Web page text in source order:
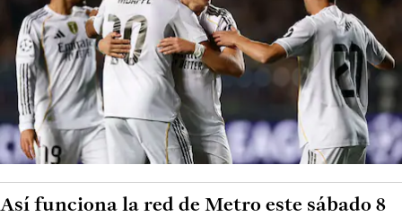
Así funciona la red de Metro este sábado 8